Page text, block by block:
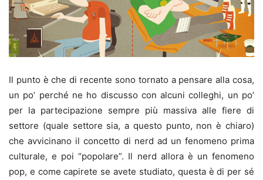
Il punto è che di recente sono tornato a pensare alla cosa,
un po’ perché ne ho discusso con alcuni colleghi, un po’
per la partecipazione sempre più massiva alle fiere di
settore (quale settore sia, a questo punto, non è chiaro)
che avvicinano il concetto di nerd ad un fenomeno prima
culturale, e poi “popolare”. Il nerd allora è un fenomeno
pop, e come capirete se avete studiato, questa è di per sé